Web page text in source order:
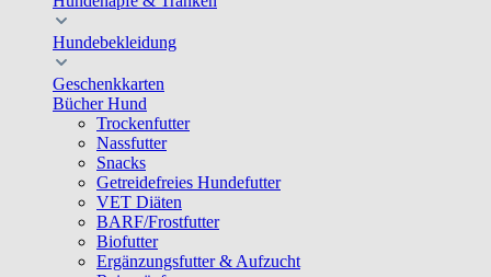
Hundebekleidung
Geschenkkarten
Bücher Hund
Trockenfutter
Nassfutter
Snacks
Getreidefreies Hundefutter
VET Diäten
BARF/Frostfutter
Biofutter
Ergänzungsfutter & Aufzucht